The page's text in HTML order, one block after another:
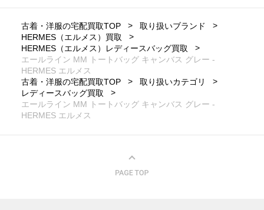
古着・洋服の宅配買取TOP
取り扱いブランド
HERMES（エルメス）買取
HERMES（エルメス）レディースバッグ買取
エールライン MM トートバッグ キャンバス グレー -
HERMES エルメス
古着・洋服の宅配買取TOP
取り扱いカテゴリ
レディースバッグ買取
エールライン MM トートバッグ キャンバス グレー -
HERMES エルメス